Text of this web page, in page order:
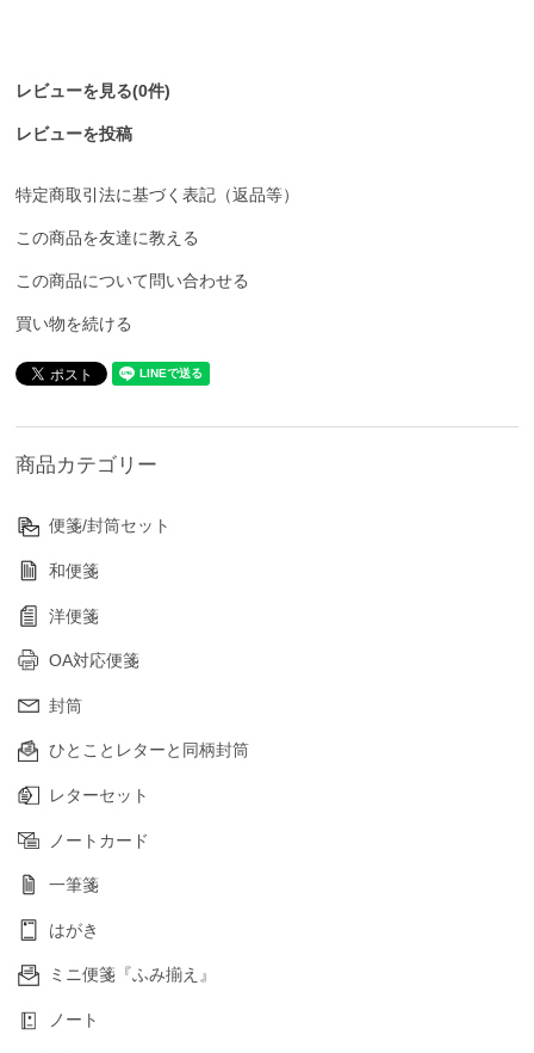
レビューを見る(0件)
レビューを投稿
特定商取引法に基づく表記（返品等）
この商品を友達に教える
この商品について問い合わせる
買い物を続ける
商品カテゴリー
便箋/封筒セット
和便箋
洋便箋
OA対応便箋
封筒
ひとことレターと同柄封筒
レターセット
ノートカード
一筆箋
はがき
ミニ便箋『ふみ揃え』
ノート